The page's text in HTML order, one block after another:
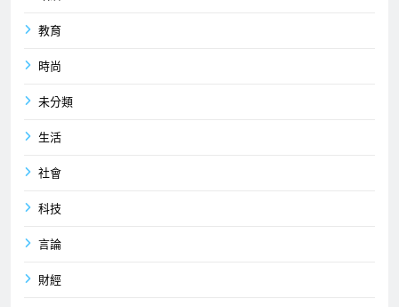
教育
時尚
未分類
生活
社會
科技
言論
財經